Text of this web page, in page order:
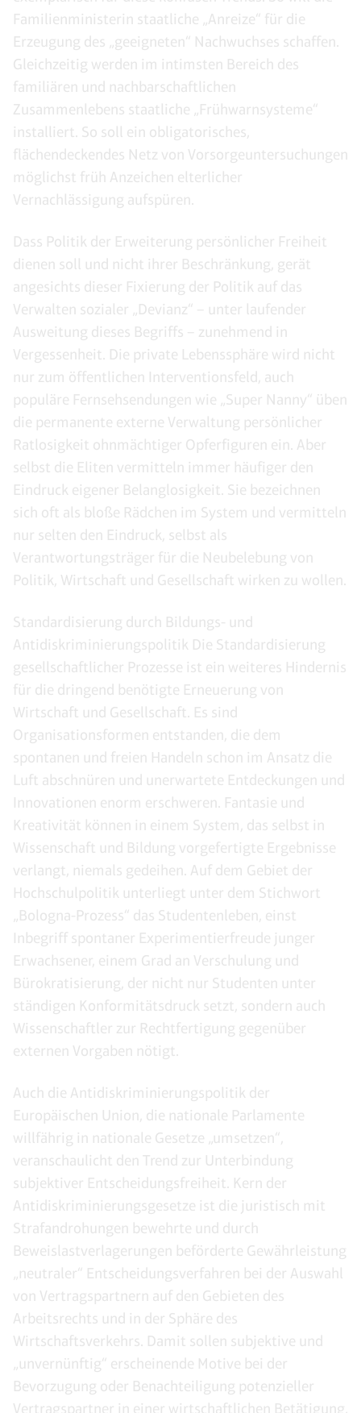
Familienministerin staatliche „Anreize“ für die
Erzeugung des „geeigneten“ Nachwuchses schaffen.
Gleichzeitig werden im intimsten Bereich des
familiären und nachbarschaftlichen
Zusammenlebens staatliche „Frühwarnsysteme“
installiert. So soll ein obligatorisches,
flächendeckendes Netz von Vorsorgeuntersuchungen
möglichst früh Anzeichen elterlicher
Vernachlässigung aufspüren.
Dass Politik der Erweiterung persönlicher Freiheit
dienen soll und nicht ihrer Beschränkung, gerät
angesichts dieser Fixierung der Politik auf das
Verwalten sozialer „Devianz“ – unter laufender
Ausweitung dieses Begriffs – zunehmend in
Vergessenheit. Die private Lebenssphäre wird nicht
nur zum öffentlichen Interventionsfeld, auch
populäre Fernsehsendungen wie „Super Nanny“ üben
die permanente externe Verwaltung persönlicher
Ratlosigkeit ohnmächtiger Opferfiguren ein. Aber
selbst die Eliten vermitteln immer häufiger den
Eindruck eigener Belanglosigkeit. Sie bezeichnen
sich oft als bloße Rädchen im System und vermitteln
nur selten den Eindruck, selbst als
Verantwortungsträger für die Neubelebung von
Politik, Wirtschaft und Gesellschaft wirken zu wollen.
Standardisierung durch Bildungs- und
Antidiskriminierungspolitik Die Standardisierung
gesellschaftlicher Prozesse ist ein weiteres Hindernis
für die dringend benötigte Erneuerung von
Wirtschaft und Gesellschaft. Es sind
Organisationsformen entstanden, die dem
spontanen und freien Handeln schon im Ansatz die
Luft abschnüren und unerwartete Entdeckungen und
Innovationen enorm erschweren. Fantasie und
Kreativität können in einem System, das selbst in
Wissenschaft und Bildung vorgefertigte Ergebnisse
verlangt, niemals gedeihen. Auf dem Gebiet der
Hochschulpolitik unterliegt unter dem Stichwort
„Bologna-Prozess“ das Studentenleben, einst
Inbegriff spontaner Experimentierfreude junger
Erwachsener, einem Grad an Verschulung und
Bürokratisierung, der nicht nur Studenten unter
ständigen Konformitätsdruck setzt, sondern auch
Wissenschaftler zur Rechtfertigung gegenüber
externen Vorgaben nötigt.
Auch die Antidiskriminierungspolitik der
Europäischen Union, die nationale Parlamente
willfährig in nationale Gesetze „umsetzen“,
veranschaulicht den Trend zur Unterbindung
subjektiver Entscheidungsfreiheit. Kern der
Antidiskriminierungsgesetze ist die juristisch mit
Strafandrohungen bewehrte und durch
Beweislastverlagerungen beförderte Gewährleistung
„neutraler“ Entscheidungsverfahren bei der Auswahl
von Vertragspartnern auf den Gebieten des
Arbeitsrechts und in der Sphäre des
Wirtschaftsverkehrs. Damit sollen subjektive und
„unvernünftig“ erscheinende Motive bei der
Bevorzugung oder Benachteiligung potenzieller
Vertragspartner in einer wirtschaftlichen Betätigung,